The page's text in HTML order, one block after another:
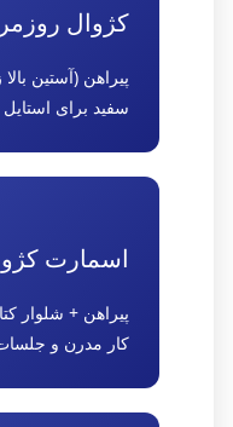
کژوال
پیراهن (آستین
سفید برای
اسمارت
پیراهن + شلوار
کار مدرن و